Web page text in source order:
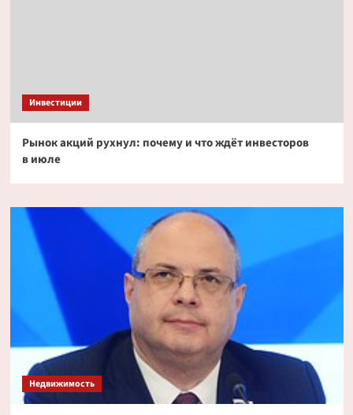
Инвестиции
Рынок акций рухнул: почему и что ждёт инвесторов
в июле
Недвижимость